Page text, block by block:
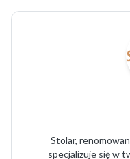
Stolar,
specjalizuje się w